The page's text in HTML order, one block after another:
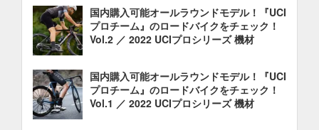
国内購入可能オールラウンドモデル！『UCI
プロチーム』のロードバイクをチェック！
Vol.2 ／ 2022 UCIプロシリーズ 機材
国内購入可能オールラウンドモデル！『UCI
プロチーム』のロードバイクをチェック！
Vol.1 ／ 2022 UCIプロシリーズ 機材